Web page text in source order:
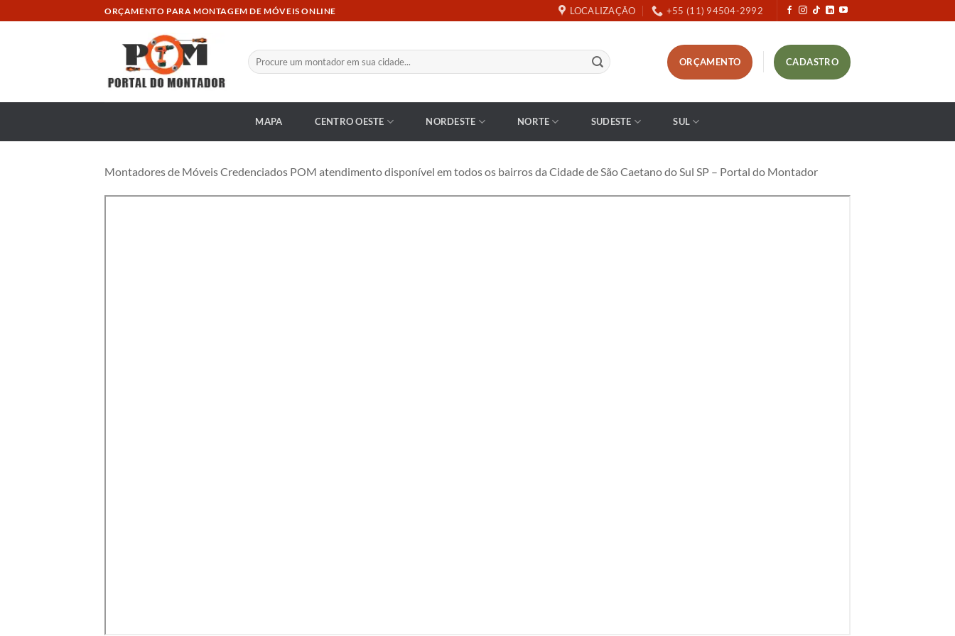
to
ORÇAMENTO PARA MONTAGEM DE MÓVEIS ONLINE LOCALIZAÇÃO +55 (11) 94504-2992
Pesquisar
por:
ORÇAMENTO CADASTRO
MAPA CENTRO OESTE NORDESTE NORTE SUDESTE SUL
Montadores de Móveis Credenciados POM atendimento disponível em todos os bairros da Cidade de São Caetano do Sul SP – Portal do Montador